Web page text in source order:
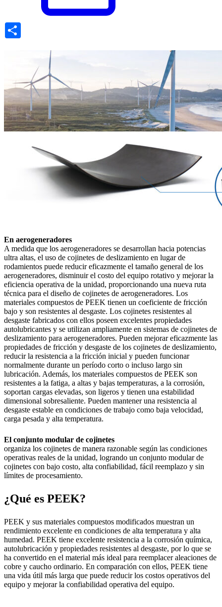
En aerogeneradores
A medida que los aerogeneradores se desarrollan hacia potencias
ultra altas, el uso de cojinetes de deslizamiento en lugar de
rodamientos puede reducir eficazmente el tamaño general de los
aerogeneradores, disminuir el costo del equipo rotativo y mejorar la
eficiencia operativa de la unidad, proporcionando una nueva ruta
técnica para el diseño de cojinetes de aerogeneradores. Los
materiales compuestos de PEEK tienen un coeficiente de fricción
bajo y son resistentes al desgaste. Los cojinetes resistentes al
desgaste fabricados con ellos poseen excelentes propiedades
autolubricantes y se utilizan ampliamente en sistemas de cojinetes de
deslizamiento para aerogeneradores. Pueden mejorar eficazmente las
propiedades de fricción y desgaste de los cojinetes de deslizamiento,
reducir la resistencia a la fricción inicial y pueden funcionar
normalmente durante un período corto o incluso largo sin
lubricación. Además, los materiales compuestos de PEEK son
resistentes a la fatiga, a altas y bajas temperaturas, a la corrosión,
soportan cargas elevadas, son ligeros y tienen una estabilidad
dimensional sobresaliente. Pueden mantener una resistencia al
desgaste estable en condiciones de trabajo como baja velocidad,
carga pesada y alta temperatura.
El conjunto modular de cojinetes
organiza los cojinetes de manera razonable según las condiciones
operativas reales de la unidad, logrando un conjunto modular de
cojinetes con bajo costo, alta confiabilidad, fácil reemplazo y sin
límites de procesamiento.
¿Qué es PEEK?
PEEK y sus materiales compuestos modificados muestran un
rendimiento excelente en condiciones de alta temperatura y alta
humedad. PEEK tiene excelente resistencia a la corrosión química,
autolubricación y propiedades resistentes al desgaste, por lo que se
ha convertido en el material más ideal para reemplacer aleaciones de
cobre y caucho ordinario. En comparación con ellos, PEEK tiene
una vida útil más larga que puede reducir los costos operativos del
equipo y mejorar la confiabilidad operativa del equipo.